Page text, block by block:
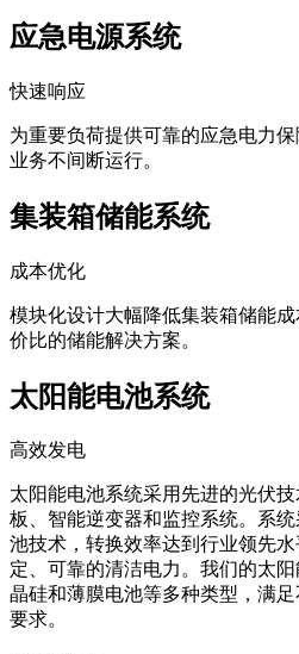
应急电源系统
快速响应
为重要负荷提供可靠的应急电力
业务不间断运行。
集装箱储能系统
成本优化
模块化设计大幅降低集装箱储能
价比的储能解决方案。
太阳能电池系统
高效发电
太阳能电池系统采用先进的光伏
板、智能逆变器和监控系统。系
池技术，转换效率达到行业领先
定、可靠的清洁电力。我们的太
晶硅和薄膜电池等多种类型，满
要求。